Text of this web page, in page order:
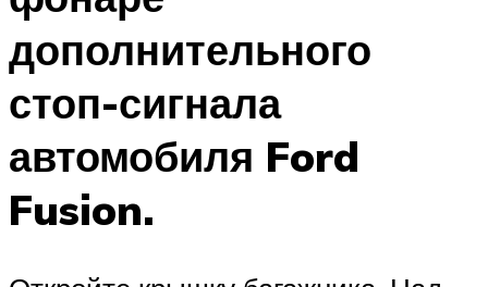
дополнительного
стоп-сигнала
автомобиля Ford
Fusion.